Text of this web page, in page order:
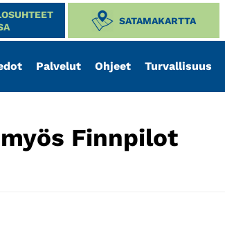
SATAMAKARTTA
Palvelut Ohjeet Turvallisuus
Finnpilot